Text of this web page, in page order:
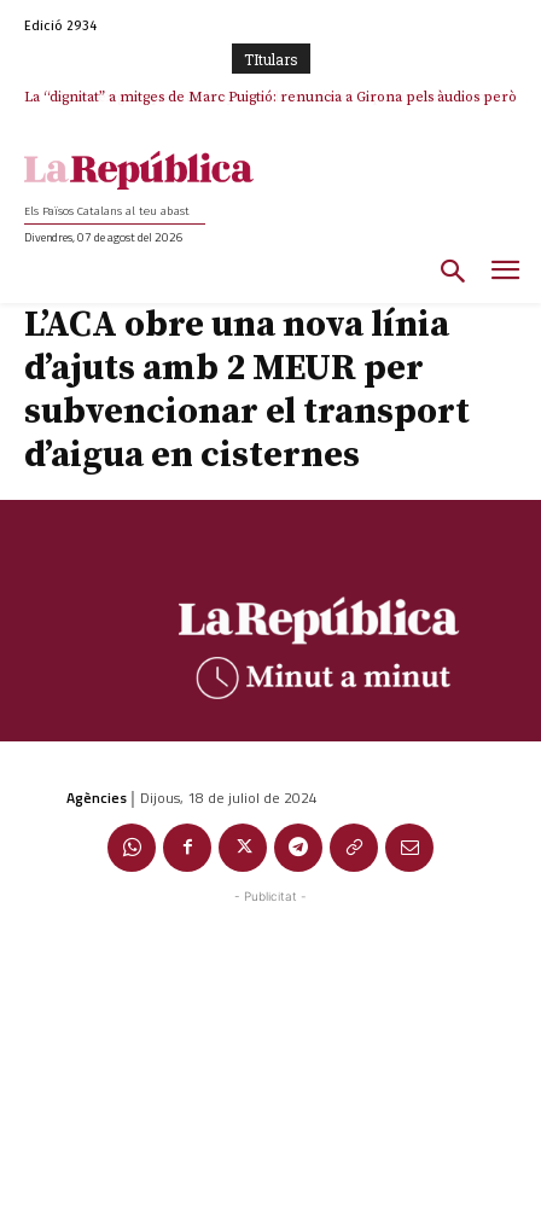
Edició 2934
TItulars
La “dignitat” a mitges de Marc Puigtió: renuncia a Girona pels àudios però
Junts exigeix que Catalunya quedi “fora” del repartiment dels menors
Els Països Catalans al teu abast
Divendres, 07 de agost del 2026
L’ACA obre una nova línia
d’ajuts amb 2 MEUR per
subvencionar el transport
d’aigua en cisternes
Agències | Dijous, 18 de juliol de 2024
- Publicitat -